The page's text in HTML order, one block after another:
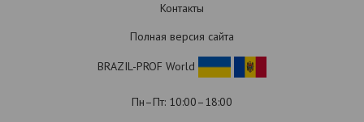
Контакты
Полная версия сайта
BRAZIL-PROF World
Пн–Пт: 10:00–18:00